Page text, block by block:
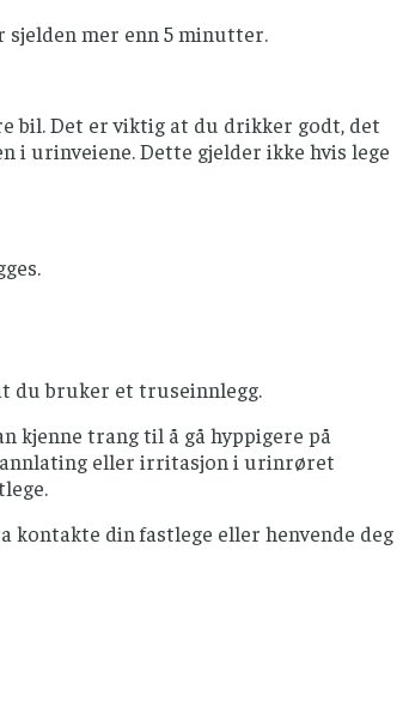
mer enn 5 minutter.
bil. Det er viktig at du drikker godt, det
i urinveiene. Dette gjelder ikke hvis lege
du bruker et truseinnlegg.
kjenne trang til å gå hyppigere på
eller irritasjon i urinrøret
kontakte din fastlege eller henvende deg